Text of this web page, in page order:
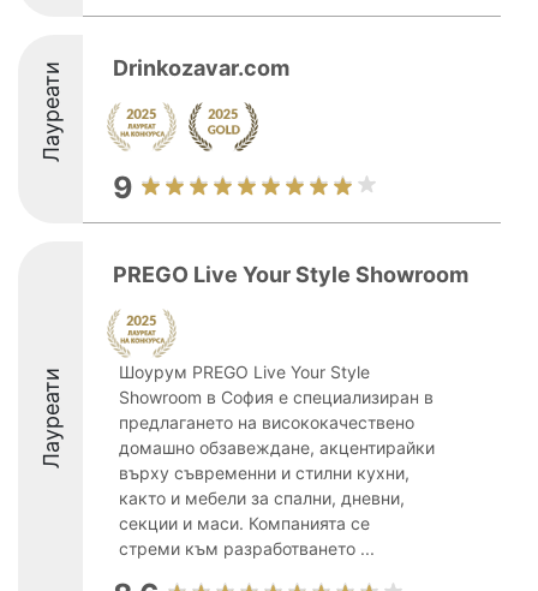
Лауреати Drinkozavar.com
9
Лауреати
PREGO Live Your Style Showroom
Шоурум PREGO Live Your Style
Showroom в София е специализиран в
предлагането на висококачествено
домашно обзавеждане, акцентирайки
върху съвременни и стилни кухни,
както и мебели за спални, дневни,
секции и маси. Компанията се
стреми към разработването ...